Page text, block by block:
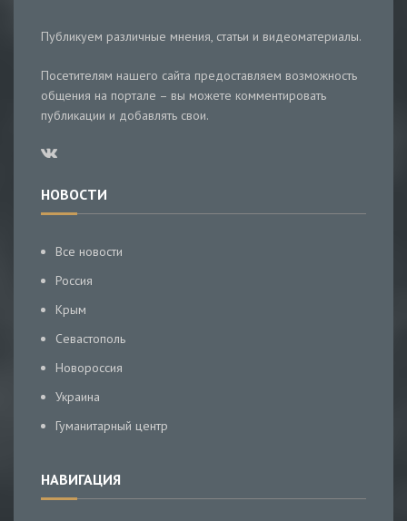
Публикуем различные мнения, статьи и видеоматериалы.
Посетителям нашего сайта предоставляем возможность
общения на портале – вы можете комментировать
публикации и добавлять свои.
НОВОСТИ
Все новости
Россия
Крым
Севастополь
Новороссия
Украина
Гуманитарный центр
НАВИГАЦИЯ